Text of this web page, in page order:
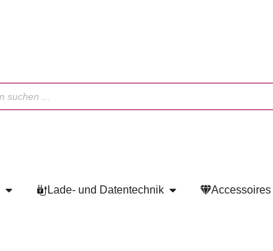
Lade- und Datentechnik Accessoires